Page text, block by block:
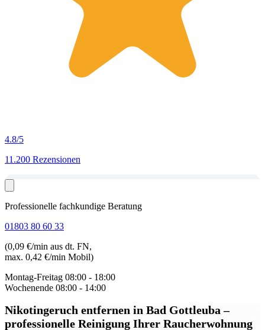
4.8/5
11.200 Rezensionen
Professionelle fachkundige Beratung
01803 80 60 33
(0,09 €/min aus dt. FN,
max. 0,42 €/min Mobil)
Montag-Freitag 08:00 - 18:00
Wochenende 08:00 - 14:00
Nikotingeruch entfernen in Bad Gottleuba–
professionelle Reinigung Ihrer Raucherwohnung